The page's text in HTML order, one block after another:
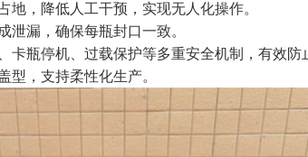
，降低人工干预，实现无人化操作。
漏，确保每瓶封口一致。
瓶停机、过载保护等多重安全机制，有效防
型，支持柔性化生产。